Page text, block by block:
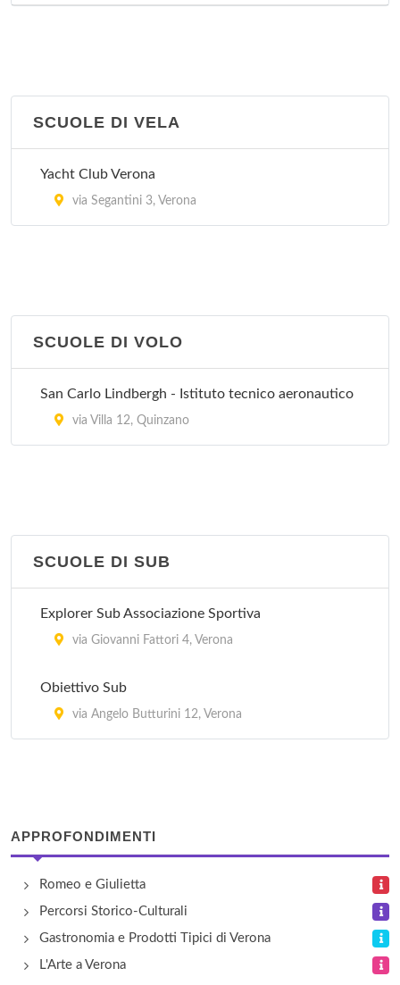
SCUOLE DI VELA
Yacht Club Verona
via Segantini 3, Verona
SCUOLE DI VOLO
San Carlo Lindbergh - Istituto tecnico aeronautico
via Villa 12, Quinzano
SCUOLE DI SUB
Explorer Sub Associazione Sportiva
via Giovanni Fattori 4, Verona
Obiettivo Sub
via Angelo Butturini 12, Verona
APPROFONDIMENTI
Romeo e Giulietta
Percorsi Storico-Culturali
Gastronomia e Prodotti Tipici di Verona
L'Arte a Verona